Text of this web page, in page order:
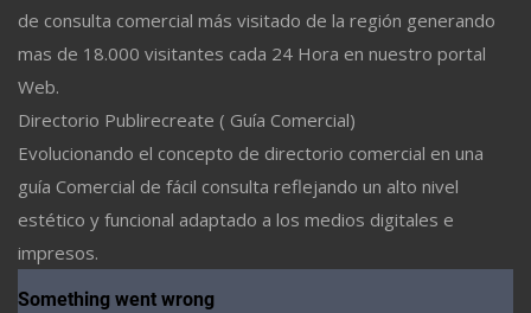
de consulta comercial más visitado de la región generando
mas de 18.000 visitantes cada 24 Hora en nuestro portal
Web.
Directorio Publirecreate ( Guía Comercial)
Evolucionando el concepto de directorio comercial en una
guía Comercial de fácil consulta reflejando un alto nivel
estético y funcional adaptado a los medios digitales e
impresos.